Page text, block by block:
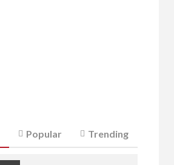
Popular Trending